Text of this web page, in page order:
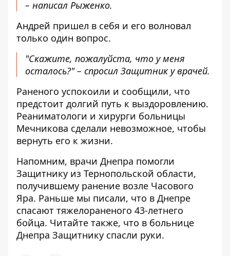
– написал Рыженко.
Андрей пришел в себя и его волновал
только один вопрос.
"Скажите, пожалуйста, что у меня
осталось?" – спросил Защитник у врачей.
Раненого успокоили и сообщили, что
предстоит долгий путь к выздоровлению.
Реаниматологи и хирурги больницы
Мечникова сделали невозможное, чтобы
вернуть его к жизни.
Напомним, врачи Днепра помогли
Защитнику из Тернопольской области,
получившему ранение возле Часового
Яра. Раньше мы писали, что в Днепре
спасают тяжелораненого 43-летнего
бойца. Читайте также, что в больнице
Днепра Защитнику спасли руки.